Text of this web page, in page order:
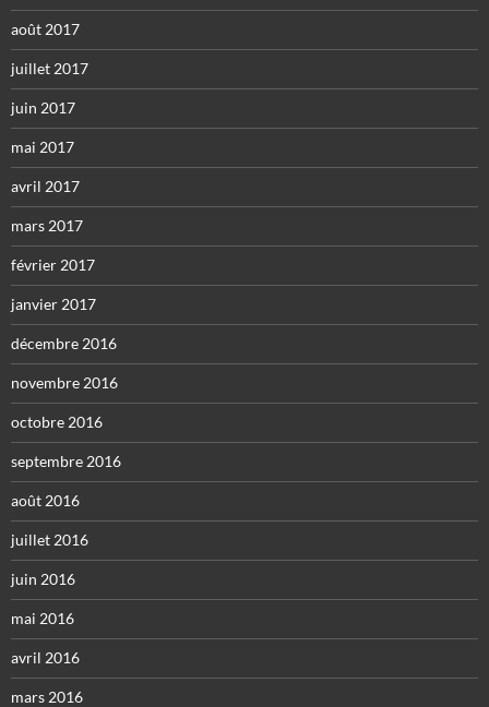
août 2017
juillet 2017
juin 2017
mai 2017
avril 2017
mars 2017
février 2017
janvier 2017
décembre 2016
novembre 2016
octobre 2016
septembre 2016
août 2016
juillet 2016
juin 2016
mai 2016
avril 2016
mars 2016